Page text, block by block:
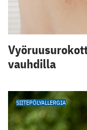
vauhdilla
SIITEPÖLYALLERGIA